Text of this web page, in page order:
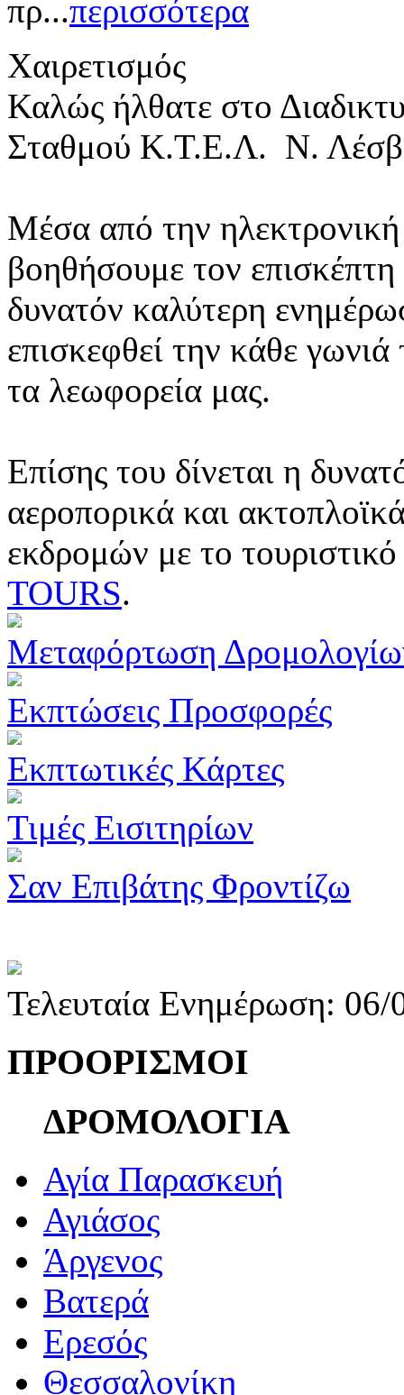
πρ...περισσότερα
Χαιρετισμός
Καλώς ήλθατε στο
Σταθμού Κ.Τ.Ε.Λ. Ν.
Μέσα από την ηλεκτρονική
βοηθήσουμε τον
δυνατόν καλύτερη
επισκεφθεί την κάθε
τα λεωφορεία μας.
Επίσης του δίνεται η
αεροπορικά και
εκδρομών με το
TOURS.
Μεταφόρτωση
Εκπτώσεις Προσφορές
Εκπτωτικές Κάρτες
Τιμές Εισιτηρίων
Σαν Επιβάτης Φροντίζω
Τελευταία Ενημέρωση:
ΠΡΟΟΡΙΣΜΟΙ
ΔΡΟΜΟΛΟΓΙΑ
Αγία Παρασκευή
Αγιάσος
Άργενος
Βατερά
Ερεσός
Θεσσαλονίκη